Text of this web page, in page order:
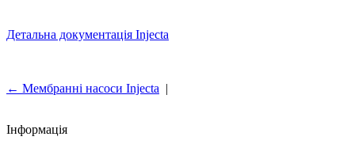
Детальна документація Injecta
← Мембранні насоси Injecta |
Інформація